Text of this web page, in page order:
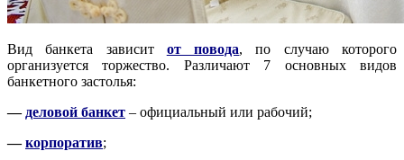
Вид банкета зависит от повода, по случаю которого
организуется торжество. Различают 7 основных видов
банкетного застолья:
— деловой банкет – официальный или рабочий;
—корпоратив;